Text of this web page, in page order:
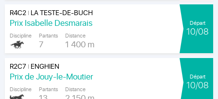
R4C2| LA TESTE-DE-BUCH
Prix Isabelle Desmarais
Discipline Partants
7
Distance
1 400 m
Départ
10/08
R2C7 | ENGHIEN
Prix de Jouy-le-Moutier
Discipline Partants Distance
Départ
10/08